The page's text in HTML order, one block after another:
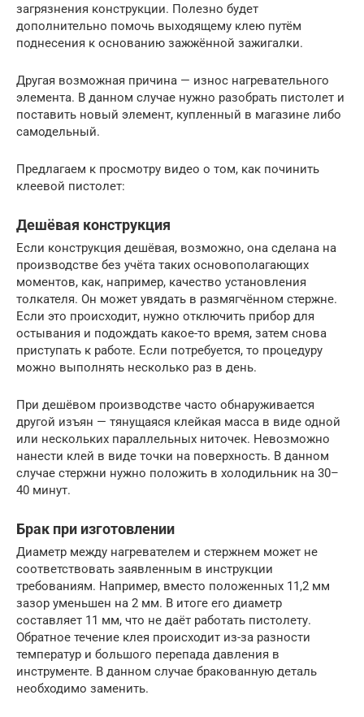
загрязнения конструкции. Полезно будет
дополнительно помочь выходящему клею путём
поднесения к основанию зажжённой зажигалки.
Другая возможная причина — износ нагревательного
элемента. В данном случае нужно разобрать пистолет и
поставить новый элемент, купленный в магазине либо
самодельный.
Предлагаем к просмотру видео о том, как починить
клеевой пистолет:
Дешёвая конструкция
Если конструкция дешёвая, возможно, она сделана на
производстве без учёта таких основополагающих
моментов, как, например, качество установления
толкателя. Он может увядать в размягчённом стержне.
Если это происходит, нужно отключить прибор для
остывания и подождать какое-то время, затем снова
приступать к работе. Если потребуется, то процедуру
можно выполнять несколько раз в день.
При дешёвом производстве часто обнаруживается
другой изъян — тянущаяся клейкая масса в виде одной
или нескольких параллельных ниточек. Невозможно
нанести клей в виде точки на поверхность. В данном
случае стержни нужно положить в холодильник на 30–
40 минут.
Брак при изготовлении
Диаметр между нагревателем и стержнем может не
соответствовать заявленным в инструкции
требованиям. Например, вместо положенных 11,2 мм
зазор уменьшен на 2 мм. В итоге его диаметр
составляет 11 мм, что не даёт работать пистолету.
Обратное течение клея происходит из-за разности
температур и большого перепада давления в
инструменте. В данном случае бракованную деталь
необходимо заменить.